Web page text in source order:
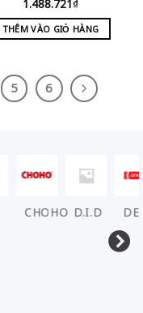
1.488.721₫
THÊM VÀO GIỎ HÀNG
5 6
CHOHO D.I.D